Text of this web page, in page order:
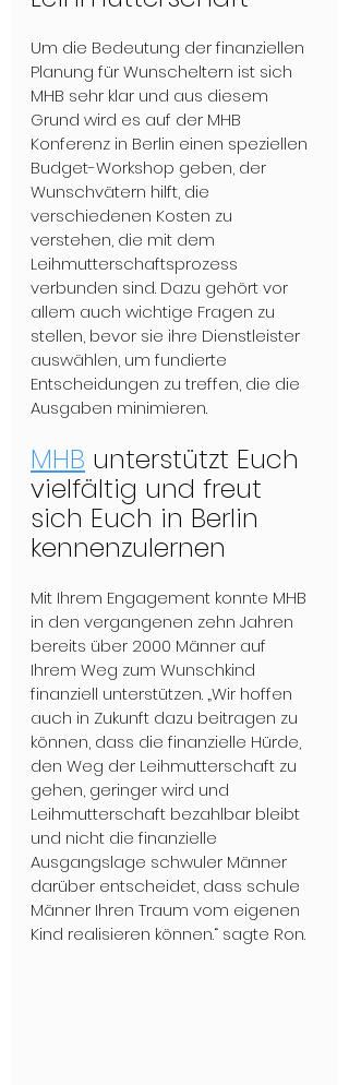
Um die Bedeutung der finanziellen
Planung für Wunscheltern ist sich
MHB sehr klar und aus diesem
Grund wird es auf der MHB
Konferenz in Berlin einen speziellen
Budget-Workshop geben, der
Wunschvätern hilft, die
verschiedenen Kosten zu
verstehen, die mit dem
Leihmutterschaftsprozess
verbunden sind. Dazu gehört vor
allem auch wichtige Fragen zu
stellen, bevor sie ihre Dienstleister
auswählen, um fundierte
Entscheidungen zu treffen, die die
Ausgaben minimieren.
MHB unterstützt Euch
vielfältig und freut
sich Euch in Berlin
kennenzulernen
Mit Ihrem Engagement konnte MHB
in den vergangenen zehn Jahren
bereits über 2000 Männer auf
Ihrem Weg zum Wunschkind
finanziell unterstützen. „Wir hoffen
auch in Zukunft dazu beitragen zu
können, dass die finanzielle Hürde,
den Weg der Leihmutterschaft zu
gehen, geringer wird und
Leihmutterschaft bezahlbar bleibt
und nicht die finanzielle
Ausgangslage schwuler Männer
darüber entscheidet, dass schule
Männer Ihren Traum vom eigenen
Kind realisieren können.“ sagte Ron.